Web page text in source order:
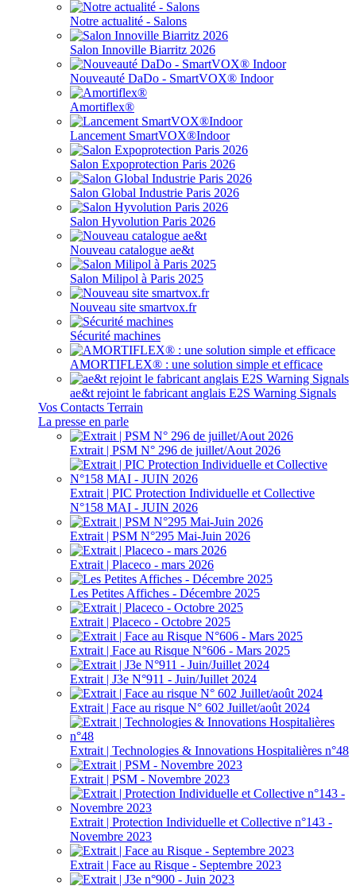
Notre actualité - Salons
Salon Innoville Biarritz 2026
Nouveauté DaDo - SmartVOX® Indoor
Amortiflex®
Lancement SmartVOX®Indoor
Salon Expoprotection Paris 2026
Salon Global Industrie Paris 2026
Salon Hyvolution Paris 2026
Nouveau catalogue ae&t
Salon Milipol à Paris 2025
Nouveau site smartvox.fr
Sécurité machines
AMORTIFLEX® : une solution simple et efficace
ae&t rejoint le fabricant anglais E2S Warning Signals
Vos Contacts Terrain
La presse en parle
Extrait | PSM N° 296 de juillet/Aout 2026
Extrait | PIC Protection Individuelle et Collective
N°158 MAI - JUIN 2026
Extrait | PSM N°295 Mai-Juin 2026
Extrait | Placeco - mars 2026
Les Petites Affiches - Décembre 2025
Extrait | Placeco - Octobre 2025
Extrait | Face au Risque N°606 - Mars 2025
Extrait | J3e N°911 - Juin/Juillet 2024
Extrait | Face au risque N° 602 Juillet/août 2024
Extrait | Technologies & Innovations Hospitalières n°48
Extrait | PSM - Novembre 2023
Extrait | Protection Individuelle et Collective n°143 -
Novembre 2023
Extrait | Face au Risque - Septembre 2023